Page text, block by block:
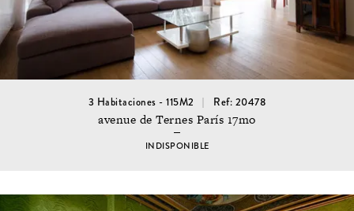
3 Habitaciones - 115M2 Ref: 20478
avenue de Ternes París 17mo
INDISPONIBLE